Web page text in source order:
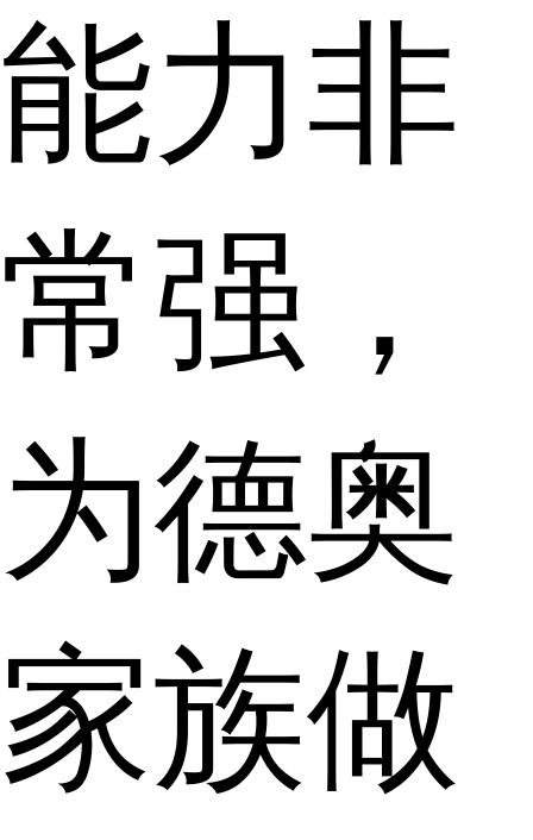
能力非
常强，
为德奥
家族做